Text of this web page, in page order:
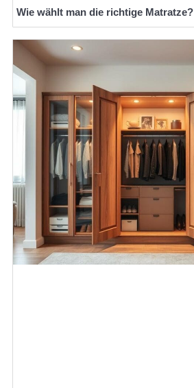
Wie wählt man die richtige Matratze?